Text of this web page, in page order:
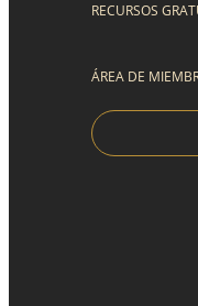
RECURSOS
ÁREA DE